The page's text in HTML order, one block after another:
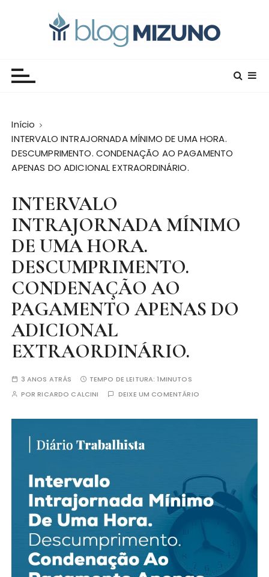
Início
INTERVALO INTRAJORNADA MÍNIMO DE UMA HORA.
DESCUMPRIMENTO. CONDENAÇÃO AO PAGAMENTO
APENAS DO ADICIONAL EXTRAORDINÁRIO.
INTERVALO
INTRAJORNADA MÍNIMO
DE UMA HORA.
DESCUMPRIMENTO.
CONDENAÇÃO AO
PAGAMENTO APENAS DO
ADICIONAL
EXTRAORDINÁRIO.
3 ANOS ATRÁS TEMPO DE LEITURA:1MINUTOS
PORRICARDO CALCINI DEIXE UM COMENTÁRIO